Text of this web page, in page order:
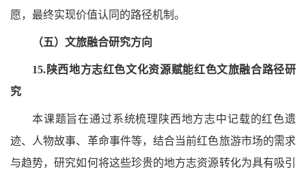
愿，最终实现价值认同的路径机制。
（五）文旅融合研究方向
15.陕西地方志红色文化资源赋能红色文旅融合路径研
究
本课题旨在通过系统梳理陕西地方志中记载的红色遗
迹、人物故事、革命事件等，结合当前红色旅游市场的需求
与趋势，研究如何将这些珍贵的地方志资源转化为具有吸引